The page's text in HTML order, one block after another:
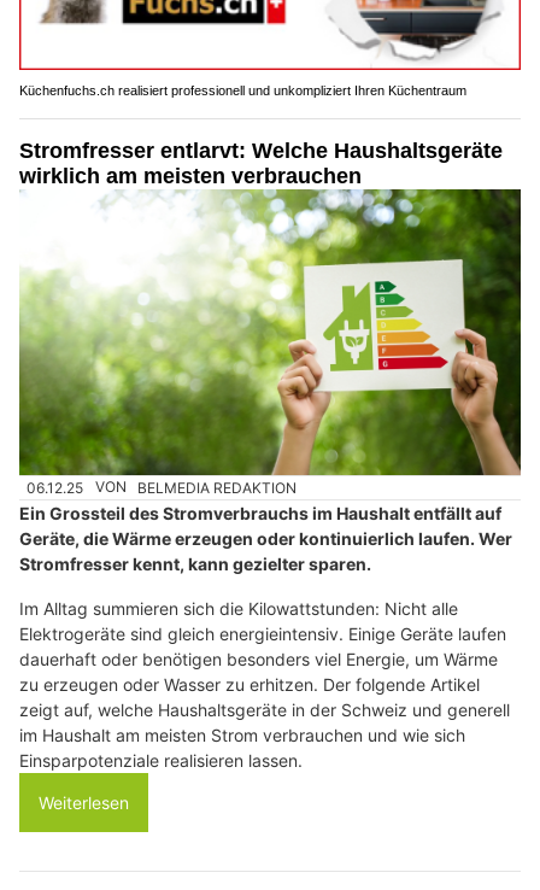
Küchenfuchs.ch realisiert professionell und unkompliziert Ihren Küchentraum
Stromfresser entlarvt: Welche Haushaltsgeräte
wirklich am meisten verbrauchen
06.12.25 VON BELMEDIA REDAKTION
Ein Grossteil des Stromverbrauchs im Haushalt entfällt auf
Geräte, die Wärme erzeugen oder kontinuierlich laufen. Wer
Stromfresser kennt, kann gezielter sparen.
Im Alltag summieren sich die Kilowattstunden: Nicht alle
Elektrogeräte sind gleich energieintensiv. Einige Geräte laufen
dauerhaft oder benötigen besonders viel Energie, um Wärme
zu erzeugen oder Wasser zu erhitzen. Der folgende Artikel
zeigt auf, welche Haushaltsgeräte in der Schweiz und generell
im Haushalt am meisten Strom verbrauchen und wie sich
Einsparpotenziale realisieren lassen.
Weiterlesen